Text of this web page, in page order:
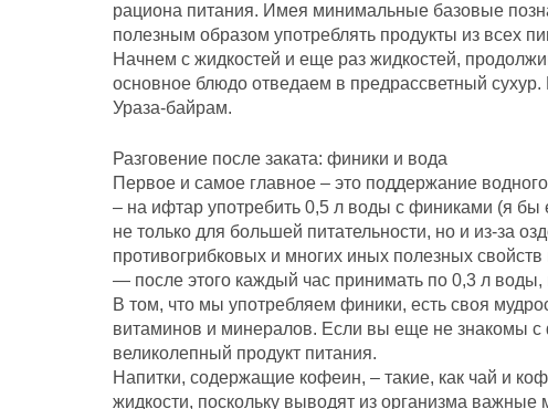
рациона питания. Имея минимальные базовые
полезным образом употреблять продукты из всех
Начнем с жидкостей и еще раз жидкостей,
основное блюдо отведаем в предрассветный
Ураза-байрам.
Разговение после заката: финики и вода
Первое и самое главное – это поддержание
– на ифтар употребить 0,5 л воды с финиками (я
не только для большей питательности, но и из-за
противогрибковых и многих иных полезных свойств
— после этого каждый час принимать по 0,3 л воды,
В том, что мы употребляем финики, есть своя
витаминов и минералов. Если вы еще не знакомы
великолепный продукт питания.
Напитки, содержащие кофеин, – такие, как чай и
жидкости, поскольку выводят из организма